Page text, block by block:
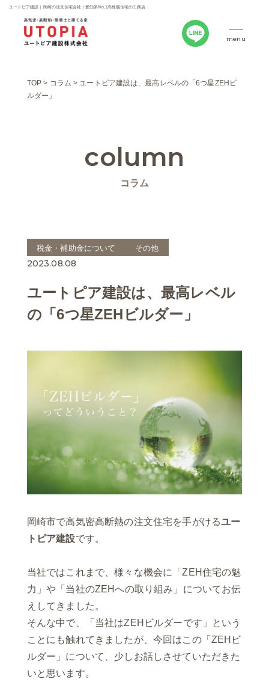
ユートピア建設｜岡崎の注文住宅会社｜愛知県No.1高性能住宅の工務店
menu
TOP > コラム >ユートピア建設は、最高レベルの「6つ星ZEHビ
ルダー」
column
コラム
税金・補助金について その他
2023.08.08
ユートピア建設は、最高レベル
の「6つ星ZEHビルダー」
岡崎市で高気密高断熱の注文住宅を手がけるユー
トピア建設です。
当社ではこれまで、様々な機会に「ZEH住宅の魅
力」や「当社のZEHへの取り組み」についてお伝
えしてきました。
そんな中で、「当社はZEHビルダーです」という
ことにも触れてきましたが、今回はこの「ZEHビ
ルダー」について、少しお話しさせていただきた
いと思います。